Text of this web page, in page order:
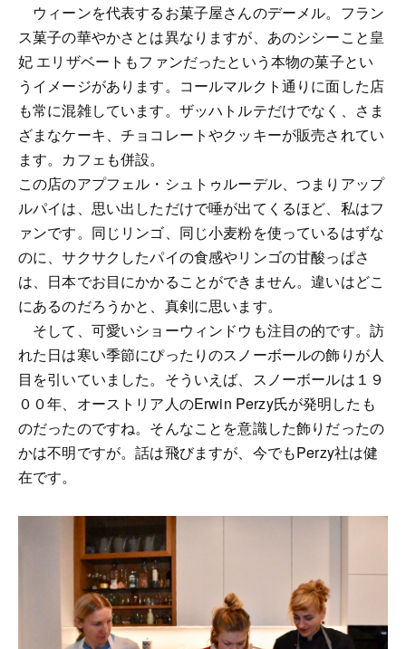
ウィーンを代表するお菓子屋さんのデーメル。フラン
ス菓子の華やかさとは異なりますが、あのシシーこと皇
妃 エリザベートもファンだったという本物の菓子とい
うイメージがあります。コールマルクト通りに面した店
も常に混雑しています。ザッハトルテだけでなく、さま
ざまなケーキ、チョコレートやクッキーが販売されてい
ます。カフェも併設。
この店のアプフェル・シュトゥルーデル、つまりアップ
ルパイは、思い出しただけで唾が出てくるほど、私はフ
ァンです。同じリンゴ、同じ小麦粉を使っているはずな
のに、サクサクしたパイの食感やリンゴの甘酸っぱさ
は、日本でお目にかかることができません。違いはどこ
にあるのだろうかと、真剣に思います。
そして、可愛いショーウィンドウも注目の的です。訪
れた日は寒い季節にぴったりのスノーボールの飾りが人
目を引いていました。そういえば、スノーボールは１９
００年、オーストリア人のErwin Perzy氏が発明したも
のだったのですね。そんなことを意識した飾りだったの
かは不明ですが。話は飛びますが、今でもPerzy社は健
在です。